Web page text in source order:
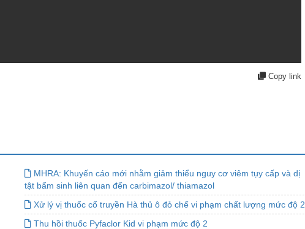
Copy link
MHRA: Khuyến cáo mới nhằm giảm thiểu nguy cơ viêm tụy cấp và dị
tật bẩm sinh liên quan đến carbimazol/ thiamazol
Xử lý vị thuốc cổ truyền Hà thủ ô đỏ chế vi phạm chất lượng mức độ 2
Thu hồi thuốc Pyfaclor Kid vi phạm mức độ 2